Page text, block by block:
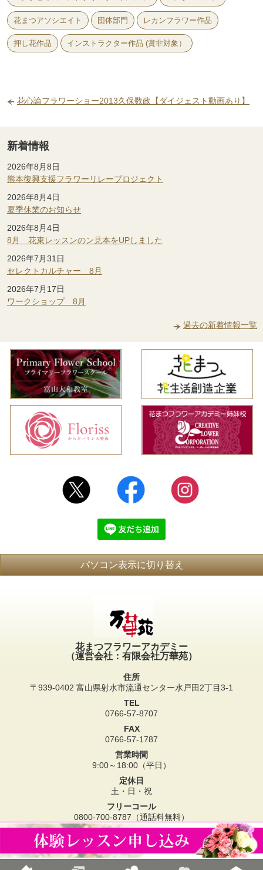
花まつアソシエイト 団体部門 レカンフラワー作品
押し花作品 インストラクター作品 (賞非対象）
花心論フラワーショー2013久保数政【ダイジェスト動画あり】
新着情報
2026年8月8日
熊本復興支援フラワーリレープロジェクト
2026年8月4日
夏季休業のお知らせ
2026年8月4日
8月 花束レッスンのン見本をUPしました
2026年7月31日
セレクトカルチャー 8月
2026年7月17日
ワークショップ 8月
過去の新着情報一覧
パソコン表示に切り替え
花まつフラワーアカデミー
（運営会社：有限会社万華苑）
住所
〒939-0402 富山県射水市流通センター水戸田2丁目3-1
TEL
0766-57-8707
FAX
0766-57-1787
営業時間
9:00～18:00（平日）
定休日
土・日・祝
フリーコール
0800-700-8787（通話料無料）